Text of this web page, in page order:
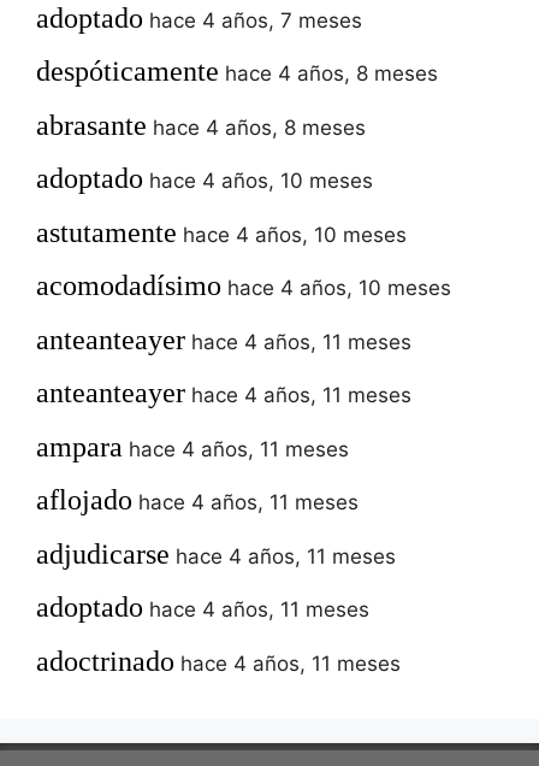
adoptado hace 4 años, 7 meses
despóticamente hace 4 años, 8 meses
abrasante hace 4 años, 8 meses
adoptado hace 4 años, 10 meses
astutamente hace 4 años, 10 meses
acomodadísimo hace 4 años, 10 meses
anteanteayer hace 4 años, 11 meses
anteanteayer hace 4 años, 11 meses
ampara hace 4 años, 11 meses
aflojado hace 4 años, 11 meses
adjudicarse hace 4 años, 11 meses
adoptado hace 4 años, 11 meses
adoctrinado hace 4 años, 11 meses